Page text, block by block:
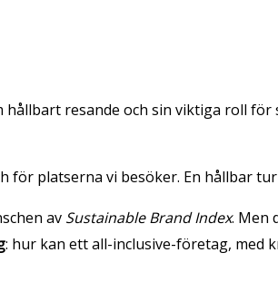
resande och sin viktiga roll för
platserna vi besöker. En hållbar
av Sustainable Brand Index. Men
: hur kan ett all-inclusive-företag, med